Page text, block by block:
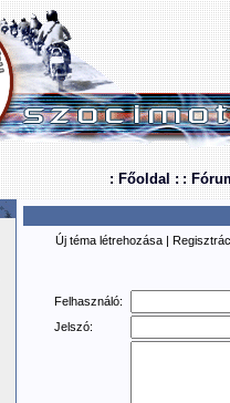
: Főoldal : :
Új téma létrehozása |
Felhasználó:
Jelszó: